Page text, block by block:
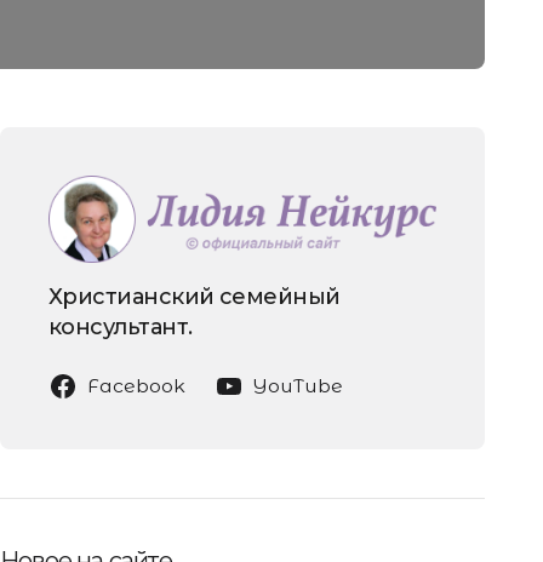
Христианский семейный
консультант.
Facebook YouTube